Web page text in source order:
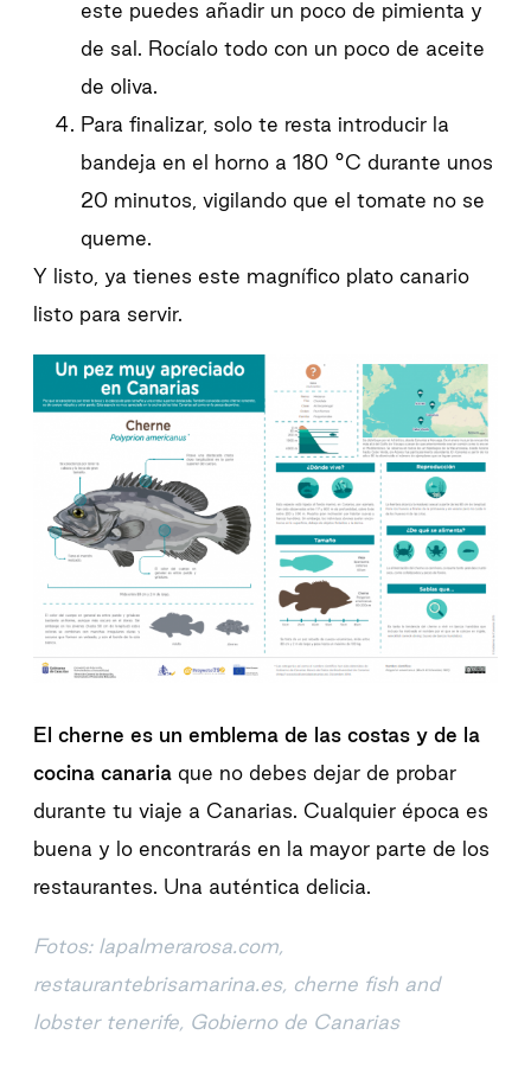
este puedes añadir un poco de pimienta y
de sal. Rocíalo todo con un poco de aceite
de oliva.
Para finalizar, solo te resta introducir la
bandeja en el horno a 180 °C durante unos
20 minutos, vigilando que el tomate no se
queme.
Y listo, ya tienes este magnífico plato canario
listo para servir.
El cherne es un emblema de las costas y de la
cocina canaria que no debes dejar de probar
durante tu viaje a Canarias. Cualquier época es
buena y lo encontrarás en la mayor parte de los
restaurantes. Una auténtica delicia.
Fotos: lapalmerarosa.com,
restaurantebrisamarina.es, cherne fish and
lobster tenerife, Gobierno de Canarias